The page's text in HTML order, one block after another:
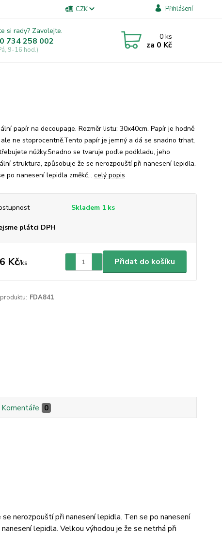
CZK Přihlášení
si rady? Zavolejte.
734 258 002
9-16 hod.)
0ks
za 0 Kč
papír na decoupage. Rozměr listu: 30x40cm. Papír je hodně
ne stoprocentně.Tento papír je jemný a dá se snadno trhat,
nůžky.Snadno se tvaruje podle podkladu, jeho
struktura, způsobuje že se nerozpouští při nanesení lepidla.
po nanesení lepidla změkč... celý popis
Skladem 1 ks
plátci DPH
Kč/ks Přidat do košíku
FDA841
Komentáře 0
nerozpouští při nanesení lepidla. Ten se po nanesení
lepidla. Velkou výhodou je že se netrhá při